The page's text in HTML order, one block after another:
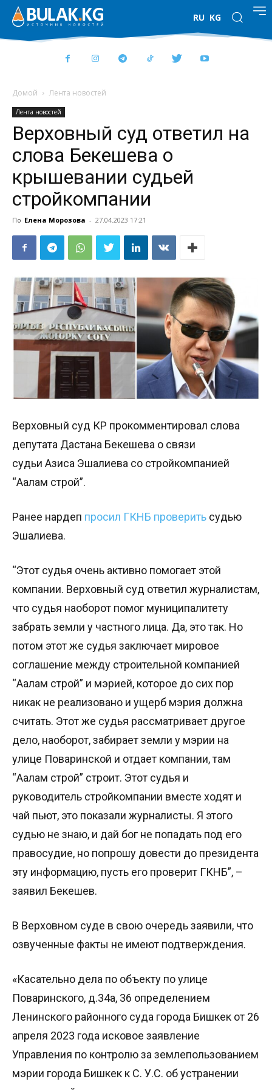
RU KG
Домой Лента новостей
Лента новостей
Верховный суд ответил на
слова Бекешева о
крышевании судьей
стройкомпании
По Елена Морозова - 27.04.2023 17:21
Верховный суд КР прокомментировал слова
депутата Дастана Бекешева о связи
судьи Азиса Эшалиева со стройкомпанией
“Аалам строй”.
Ранее нардеп просил ГКНБ проверить судью
Эшалиева.
“Этот судья очень активно помогает этой
компании. Верховный суд ответил журналистам,
что судья наоборот помог муниципалитету
забрать земли у частного лица. Да, это так. Но
потом этот же судья заключает мировое
соглашение между строительной компанией
“Аалам строй” и мэрией, которое до сих пор
никак не реализовано и ущерб мэрия должна
считать. Этот же судья рассматривает другое
дело, наоборот, забирает земли у мэрии на
улице Поваринской и отдает компании, там
“Аалам строй” строит. Этот судья и
руководитель стройкомпании вместе ходят и
чай пьют, это показали журналисты. Я этого
судью не знаю, и дай бог не попадать под его
правосудие, но попрошу довести до президента
эту информацию, пусть его проверит ГКНБ”, –
заявил Бекешев.
В Верховном суде в свою очередь заявили, что
озвученные факты не имеют подтверждения.
«Касательно дела по объекту по улице
Поваринского, д.34а, 36 определением
Ленинского районного суда города Бишкек от 26
апреля 2023 года исковое заявление
Управления по контролю за землепользованием
мэрии города Бишкек к С. У.С. об устранении